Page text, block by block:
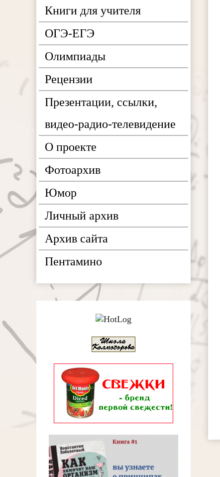
Книги для учителя
ОГЭ-ЕГЭ
Олимпиады
Рецензии
Презентации, ссылки,
видео-радио-телевидение
О проекте
Фотоархив
Юмор
Личный архив
Архив сайта
Пентамино